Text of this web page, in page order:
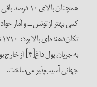
همچنان
کمی بهتر از تونس ــ و آمار
به جریان پول
جهانی آسیب‌پذیر می‌ساخت.